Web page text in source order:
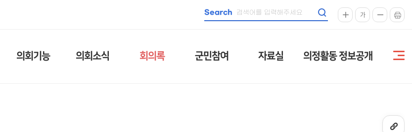
Search 가
의회기능 의회소식 회의록 군민참여 자료실 의정활동 정보공개